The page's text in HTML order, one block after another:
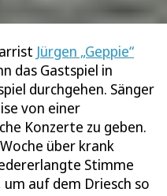
Jürgen „Geppie“
das Gastspiel in
durchgehen. Sänger
von einer
Konzerte zu geben.
über krank
Stimme
auf dem Driesch so